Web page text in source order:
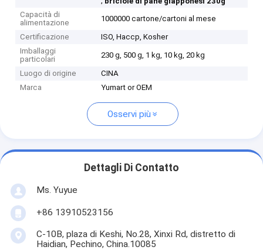
Capacità di
alimentazione
1000000 cartone/cartoni al mese
Certificazione
ISO, Haccp, Kosher
Imballaggi
particolari
230 g, 500 g, 1 kg, 10 kg, 20 kg
Luogo di origine
CINA
Marca
Yumart or OEM
Osservi più
Dettagli Di Contatto
Ms. Yuyue
+86 13910523156
C-10B, plaza di Keshi, No.28, Xinxi Rd, distretto di
Haidian, Pechino, China.10085